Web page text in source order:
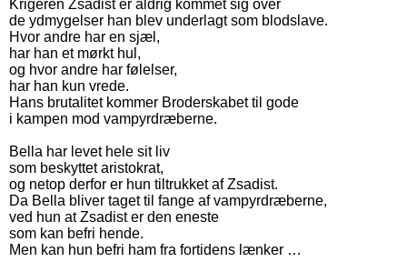
Krigeren Zsadist er aldrig kommet sig over
de ydmygelser han blev underlagt som blodslave.
Hvor andre har en sjæl,
har han et mørkt hul,
og hvor andre har følelser,
har han kun vrede.
Hans brutalitet kommer Broderskabet til gode
i kampen mod vampyrdræberne.
Bella har levet hele sit liv
som beskyttet aristokrat,
og netop derfor er hun tiltrukket af Zsadist.
Da Bella bliver taget til fange af vampyrdræberne,
ved hun at Zsadist er den eneste
som kan befri hende.
Men kan hun befri ham fra fortidens lænker …